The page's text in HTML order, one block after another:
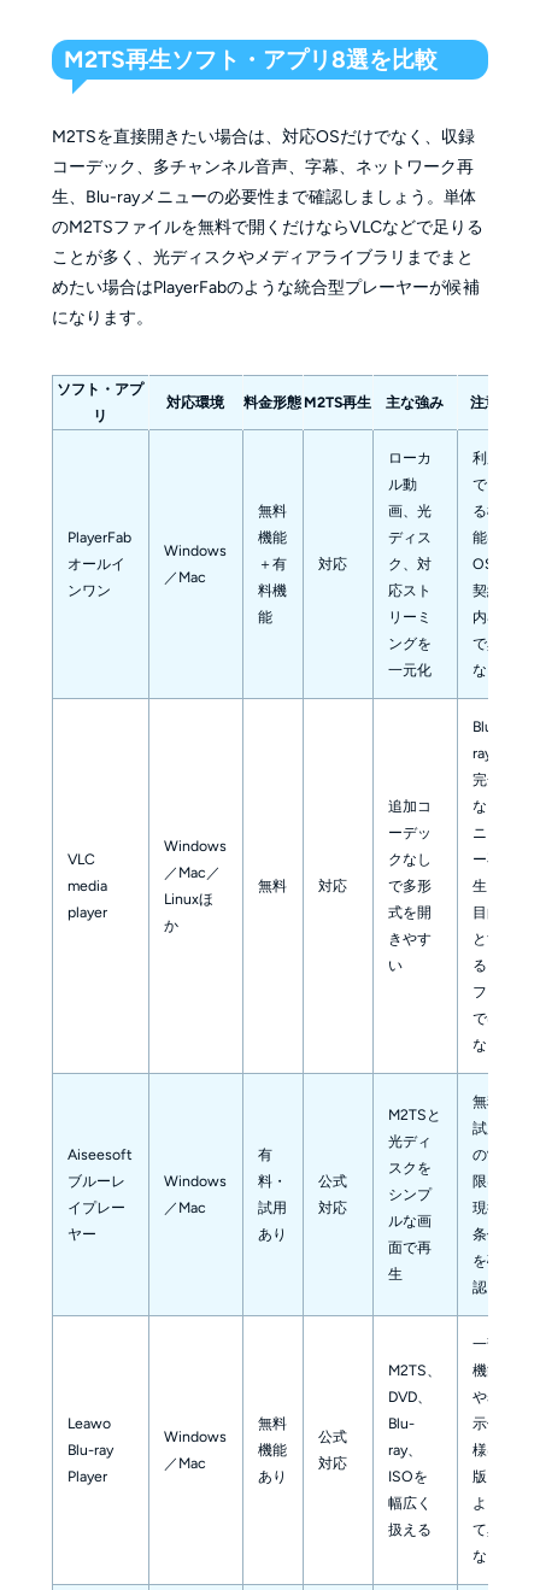
M2TS再生ソフト・アプリ8選を比較
M2TSを直接開きたい場合は、対応OSだけでなく、収録
コーデック、多チャンネル音声、字幕、ネットワーク再
生、Blu-rayメニューの必要性まで確認しましょう。単体
のM2TSファイルを無料で開くだけならVLCなどで足りる
ことが多く、光ディスクやメディアライブラリまでまと
めたい場合はPlayerFabのような統合型プレーヤーが候補
になります。
ソフト・アプ
リ
対応環境 料金形態 M2TS再生 主な強み 注意点
PlayerFab
オールイ
ンワン
Windows
／Mac
無料
機能
＋有
料機
能
対応
ローカ
ル動
画、光
ディス
ク、対
応スト
リーミ
ングを
一元化
利用
でき
る機
能は
OSや
契約
内容
で異
なる
VLC
media
player
Windows
／Mac／
Linuxほ
か
無料 対応
追加コ
ーデッ
クなし
で多形
式を開
きやす
い
Blu-
rayの
完全
なメ
ニュ
ー再
生を
目的
とす
るソ
フト
では
ない
Aiseesoft
ブルーレ
イプレー
ヤー
Windows
／Mac
有
料・
試用
あり
公式
対応
M2TSと
光ディ
スクを
シンプ
ルな画
面で再
生
無料
試用
の制
限は
現行
条件
を確
認
Leawo
Blu-ray
Player
Windows
／Mac
無料
機能
あり
公式
対応
M2TS、
DVD、
Blu-
ray、
ISOを
幅広く
扱える
一部
機能
や表
示仕
様は
版に
よっ
て異
なる